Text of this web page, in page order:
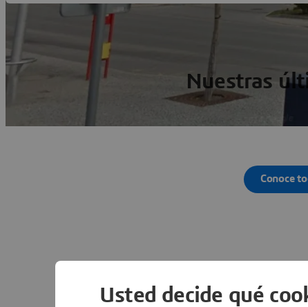
Nuestras
Conoce
Usted decide qué